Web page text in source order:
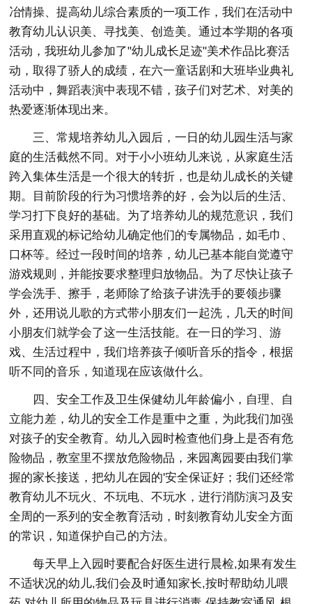
冶情操、提高幼儿综合素质的一项工作，我们在活动中
教育幼儿认识美、寻找美、创造美。通过本学期的各项
活动，我班幼儿参加了"幼儿成长足迹"美术作品比赛活
动，取得了骄人的成绩，在六一童话剧和大班毕业典礼
活动中，舞蹈表演中表现不错，孩子们对艺术、对美的
热爱逐渐体现出来。
三、常规培养幼儿入园后，一日的幼儿园生活与家
庭的生活截然不同。对于小小班幼儿来说，从家庭生活
跨入集体生活是一个很大的转折，也是幼儿成长的关键
期。目前阶段的行为习惯培养的好，会为以后的生活、
学习打下良好的基础。为了培养幼儿的规范意识，我们
采用直观的标记给幼儿确定他们的专属物品，如毛巾、
口杯等。经过一段时间的培养，幼儿已基本能自觉遵守
游戏规则，并能按要求整理归放物品。为了尽快让孩子
学会洗手、擦手，老师除了给孩子讲洗手的要领步骤
外，还用说儿歌的方式带小朋友们一起洗，几天的时间
小朋友们就学会了这一生活技能。在一日的学习、游
戏、生活过程中，我们培养孩子倾听音乐的指令，根据
听不同的音乐，知道现在应该做什么。
四、安全工作及卫生保健幼儿年龄偏小，自理、自
立能力差，幼儿的安全工作是重中之重，为此我们加强
对孩子的安全教育。幼儿入园时检查他们身上是否有危
险物品，教室里不摆放危险物品，来园离园要由我们掌
握的家长接送，把幼儿在园的'安全保证好；我们还经常
教育幼儿不玩火、不玩电、不玩水，进行消防演习及安
全周的一系列的安全教育活动，时刻教育幼儿安全方面
的常识，知道保护自己的方法。
每天早上入园时要配合好医生进行晨检,如果有发生
不适状况的幼儿,我们会及时通知家长,按时帮助幼儿喂